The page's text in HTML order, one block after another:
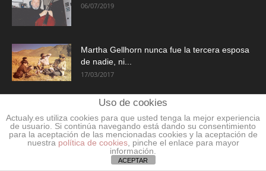
06/07/2019
Martha Gellhorn nunca fue la tercera esposa
de nadie, ni...
17/03/2017
Educando a papá
20/06/2022
Uso de cookies
Actualy.es utiliza cookies para que usted tenga la mejor experiencia
de usuario. Si continúa navegando está dando su consentimiento
para la aceptación de las mencionadas cookies y la aceptación de
nuestra política de cookies, pinche el enlace para mayor
información.
ACEPTAR